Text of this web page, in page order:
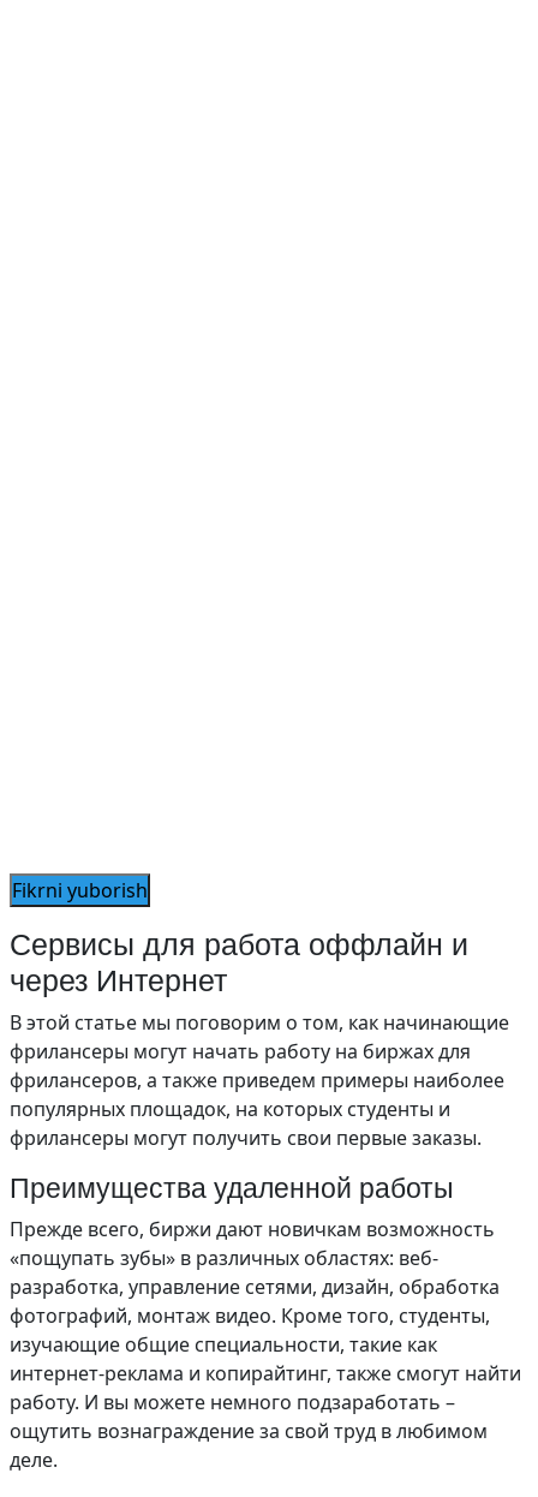
Сервисы для работа оффлайн и
через Интернет
В этой статье мы поговорим о том, как начинающие
фрилансеры могут начать работу на биржах для
фрилансеров, а также приведем примеры наиболее
популярных площадок, на которых студенты и
фрилансеры могут получить свои первые заказы.
Преимущества удаленной работы
Прежде всего, биржи дают новичкам возможность
«пощупать зубы» в различных областях: веб-
разработка, управление сетями, дизайн, обработка
фотографий, монтаж видео. Кроме того, студенты,
изучающие общие специальности, такие как
интернет-реклама и копирайтинг, также смогут найти
работу. И вы можете немного подзаработать –
ощутить вознаграждение за свой труд в любимом
деле.